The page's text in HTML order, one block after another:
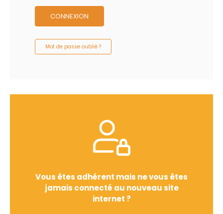
CONNEXION
Mot de passe oublié ?
Vous êtes adhérent mais ne vous êtes
jamais connecté au nouveau site
internet ?